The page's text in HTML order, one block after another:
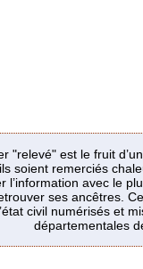
"relevé" est le fruit
soient remerciés
l’information avec le
ses ancêtres.
civil numérisés et
départementales